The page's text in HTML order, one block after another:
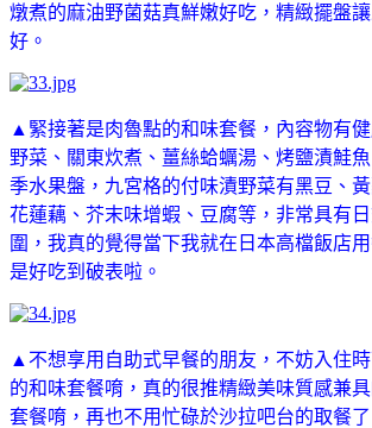
燉煮的麻油野菌菇真鮮嫩好吃，精緻擺盤
好。
▲緊接著是肉魯點的和味套餐，內容物有
野菜、關東炊煮、薑絲蛤蠣湯、烤鹽漬鮭
季水果盤，九宮格的付味漬野菜有黑豆、
花蓮藕、芥末味增蝦、豆腐等，非常具有
圍，我真的覺得當下我就在日本高檔飯店
是好吃到破表啦。
▲不想享用自助式早餐的朋友，不妨入住
的和味套餐唷，真的很推精緻美味質感兼
套餐唷，再也不用忙碌於沙拉吧台的取餐了